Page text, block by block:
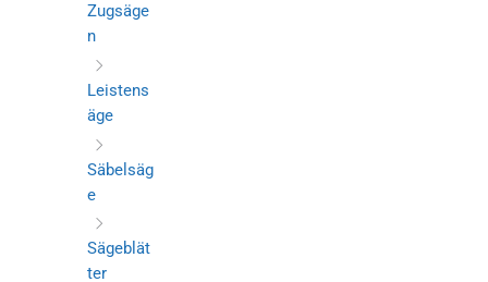
Zugsäge
n
Leistens
äge
Säbelsäg
e
Sägeblät
ter